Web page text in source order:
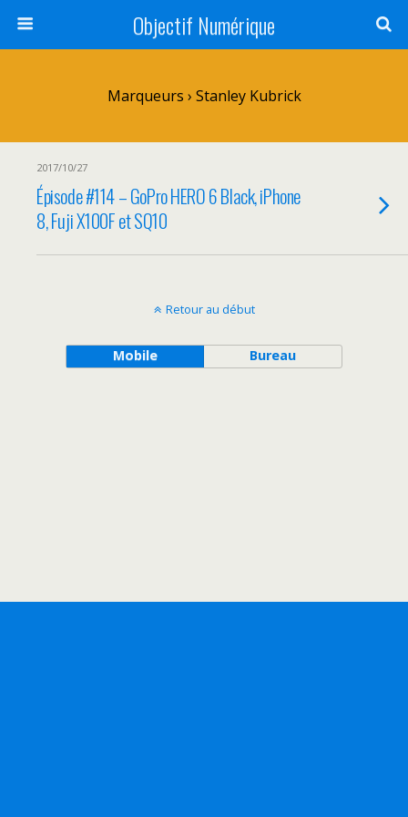
Objectif Numérique
Marqueurs › Stanley Kubrick
2017/10/27
Épisode #114 – GoPro HERO 6 Black, iPhone
8, Fuji X100F et SQ10
Retour au début
Mobile Bureau